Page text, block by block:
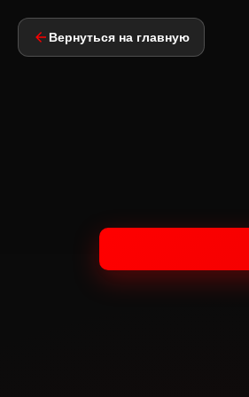
Вернуться на главную